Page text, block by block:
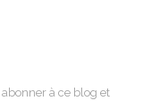
à ce blog et